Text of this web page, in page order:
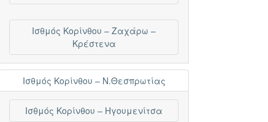
Ισθμός Κορίνθου – Ζαχάρω –
Κρέστενα
Ισθμός Κορίνθου – Ν.Θεσπρωτίας
Ισθμός Κορίνθου – Ηγουμενίτσα